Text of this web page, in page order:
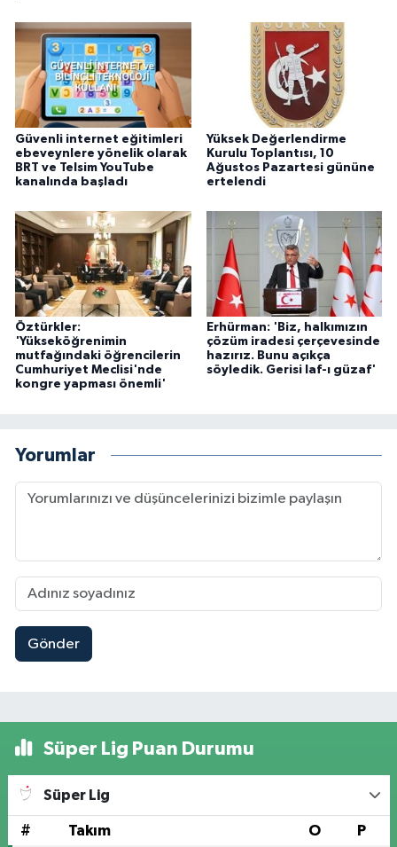
Güvenli internet eğitimleri
ebeveynlere yönelik olarak
BRT ve Telsim YouTube
kanalında başladı
Yüksek Değerlendirme
Kurulu Toplantısı, 10
Ağustos Pazartesi gününe
ertelendi
Öztürkler:
'Yükseköğrenimin
mutfağındaki öğrencilerin
Cumhuriyet Meclisi'nde
kongre yapması önemli'
Erhürman: 'Biz, halkımızın
çözüm iradesi çerçevesinde
hazırız. Bunu açıkça
söyledik. Gerisi laf-ı güzaf'
Yorumlar
Gönder
Süper Lig Puan Durumu
Süper Lig
# Takım O P